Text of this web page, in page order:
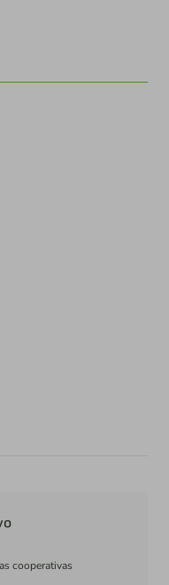
cooperativas